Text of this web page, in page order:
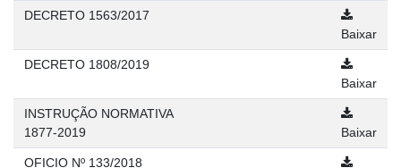
DECRETO 1563/2017
Baixar
DECRETO 1808/2019
Baixar
INSTRUÇÃO NORMATIVA
1877-2019
Baixar
OFICIO Nº 133/2018